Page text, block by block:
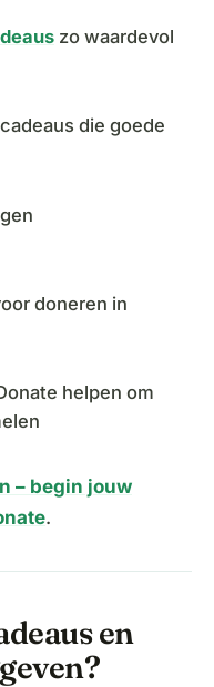
zo waardevol
die goede
doneren in
helpen om
– begin jouw
.
en